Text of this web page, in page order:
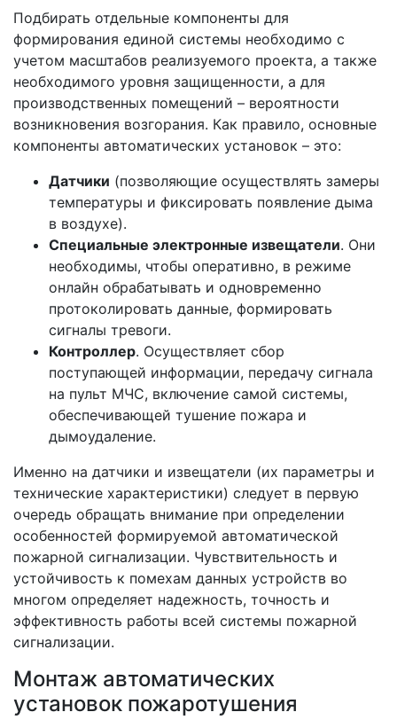
Подбирать отдельные компоненты для
формирования единой системы необходимо с
учетом масштабов реализуемого проекта, а также
необходимого уровня защищенности, а для
производственных помещений – вероятности
возникновения возгорания. Как правило, основные
компоненты автоматических установок – это:
Датчики (позволяющие осуществлять замеры
температуры и фиксировать появление дыма
в воздухе).
Специальные электронные извещатели. Они
необходимы, чтобы оперативно, в режиме
онлайн обрабатывать и одновременно
протоколировать данные, формировать
сигналы тревоги.
Контроллер. Осуществляет сбор
поступающей информации, передачу сигнала
на пульт МЧС, включение самой системы,
обеспечивающей тушение пожара и
дымоудаление.
Именно на датчики и извещатели (их параметры и
технические характеристики) следует в первую
очередь обращать внимание при определении
особенностей формируемой автоматической
пожарной сигнализации. Чувствительность и
устойчивость к помехам данных устройств во
многом определяет надежность, точность и
эффективность работы всей системы пожарной
сигнализации.
Монтаж автоматических
установок пожаротушения